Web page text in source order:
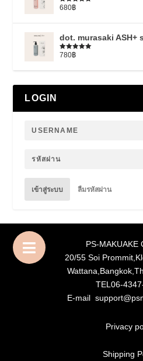
ให้คะแนน
1-5 คะแนน
680฿
dot. murasaki ASH+
ให้คะแนน
1-5 คะแนน
780฿
LOGIN
เข้าสู่ระบบ ลืมรหัสผ่าน
PS-MAKUAKE
20/55 Soi
TEL06-
E-mail
Privacy
Shipping